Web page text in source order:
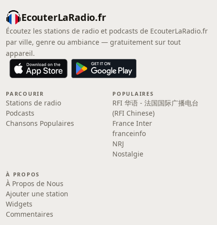
EcouterLaRadio.fr
Écoutez les stations de radio et podcasts de EcouterLaRadio.fr
par ville, genre ou ambiance — gratuitement sur tout
appareil.
PARCOURIR
Stations de radio
Podcasts
Chansons Populaires
POPULAIRES
RFI 华语 - 法国国际广播电台
(RFI Chinese)
France Inter
franceinfo
NRJ
Nostalgie
À PROPOS
À Propos de Nous
Ajouter une station
Widgets
Commentaires